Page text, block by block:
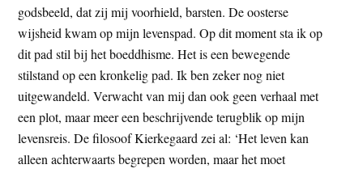
godsbeeld, dat zij mij voorhield, barsten. De oosterse
wijsheid kwam op mijn levenspad. Op dit moment sta ik op
dit pad stil bij het boeddhisme. Het is een bewegende
stilstand op een kronkelig pad. Ik ben zeker nog niet
uitgewandeld. Verwacht van mij dan ook geen verhaal met
een plot, maar meer een beschrijvende terugblik op mijn
levensreis. De filosoof Kierkegaard zei al: ‘Het leven kan
alleen achterwaarts begrepen worden, maar het moet